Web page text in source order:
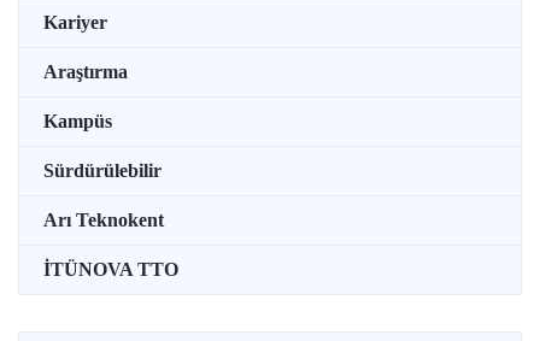
Kariyer
Araştırma
Kampüs
Sürdürülebilir
Arı Teknokent
İTÜNOVA TTO